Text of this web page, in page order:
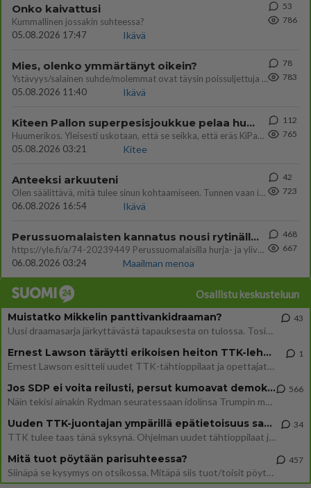
Onko kaivattusi
Kummallinen jossakin suhteessa?
05.08.2026 17:47
Ikävä
53
786
Mies, olenko ymmärtänyt oikein?
Ystävyys/salainen suhde/molemmat ovat täysin poissuljettuja asioita? Nainen
05.08.2026 11:40
Ikävä
78
783
Kiteen Pallon superpesisjoukkue pelaa huumeiden vaikutuksen alaisena
Huumerikos. Yleisesti uskotaan, että se seikka, että eräs KiPan pelaaja kärähtää huumeista, on vain jäävuoren huippu. M
05.08.2026 03:21
Kitee
112
765
Anteeksi arkuuteni
Olen säälittävä, mitä tulee sinun kohtaamiseen. Tunnen vaan itseni todella epävarmaksi sun kanssa. Jos minun olisi pitän
06.08.2026 16:54
Ikävä
42
723
Perussuomalaisten kannatus nousi rytinällä Ylen tänään julkaisemassa tuoreimmassa gallup-kyselyssä.
https://yle.fi/a/74-20239449 Perussuomalaisilla hurja- ja ylivoimaisesti suurin nousu tässä uudessa Ylen gallupissa. Kyl
06.08.2026 03:24
Maailman menoa
468
667
Osallistu keskusteluun
Muistatko Mikkelin panttivankidraaman?
Uusi draamasarja järkyttävästä tapauksesta on tulossa. Tositapahtumiin perustuva sarja ammentaa vuoden 1986 Mikkelin pan
43
Ernest Lawson täräytti erikoisen heiton TTK-lehdistötilaisuudessa: " Onko tässä tarkoituksena...?"
Ernest Lawson esitteli uudet TTK-tähtioppilaat ja opettajat torstaina 6.8. lehdistölle. Tulevalla kaudella on yksi hausk
1
Jos SDP ei voita reilusti, persut kumoavat demokratian Suomesta
Näin tekisi ainakin Rydman seuratessaan idolinsa Trumpin mallia https://www.is.fi/politiikka/art-2000012187244.html
566
Uuden TTK-juontajan ympärillä epätietoisuus sakenee - Nyt MTV hämmentää soppaa
TTK tulee taas tänä syksynä. Ohjelman uudet tähtioppilaat julkistetaan torstaina 6. elokuuta klo 14 alkavassa lehdistö
34
Mitä tuot pöytään parisuhteessa?
Siinäpä se kysymys on otsikossa. Mitäpä siis tuot/toisit pöytään parisuhteessa? Oletko mies vai nainen? Koetko sen mitä
457